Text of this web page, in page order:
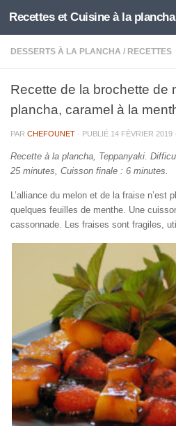
Skip to content
DESSERTS À LA PLANCHA / RECETTES
Recette de la brochette de
plancha, caramel à la
PAR CHEFOUNET · PUBLIÉ 14 FÉVRIER 2019
Recette à la plancha, Teppanyaki.
25 minutes, Cuisson finale : 6 minutes.
L’alliance du melon et de la fraise n’est
quelques feuilles de menthe. Une
cassonnade. Les fraises sont fragiles,